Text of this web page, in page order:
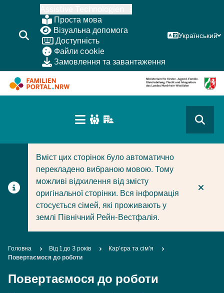
основного
змісту
Проста мова
Візуальна допомога
Доступність
Файли cookie
Замовлення та завантаження
Український
CURRENT SECTION ДЛЯ КОМПАНІЙ/
CURRENT SECTION ДЛЯ СІМЕЙ
(BÜRGERBEREICH
Вміст цих сторінок було автоматично
перекладено вибраною мовою. Тому
можливі відхилення від змісту
оригінальної сторінки. Вся інформація
стосується сімей, які проживають у
землі Північний Рейн-Вестфалія.
Breadcrumb
Головна Від 1 до 3 років
Кар'єра та сім'я
Повертаємося до роботи
Повертаємося до роботи